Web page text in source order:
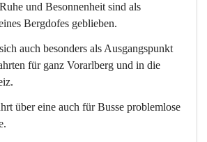
und Besonnenheit sind als
Bergdofes geblieben.
auch besonders als Ausgangspunkt
für ganz Vorarlberg und in die
über eine auch für Busse problemlose